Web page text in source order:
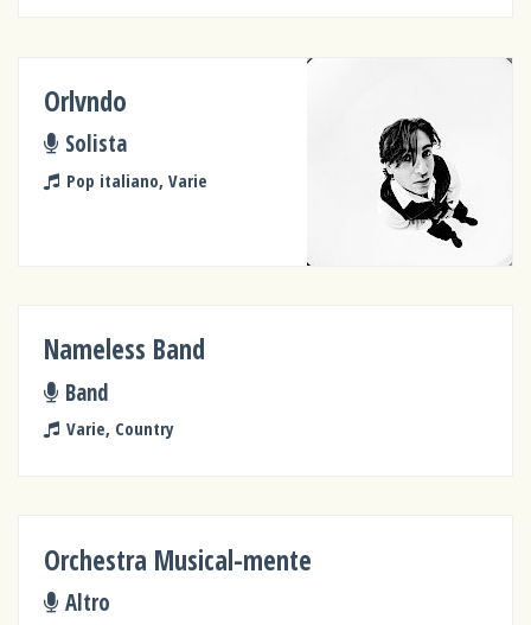
Orlvndo
Solista
Pop italiano, Varie
Nameless Band
Band
Varie, Country
Orchestra Musical-mente
Altro